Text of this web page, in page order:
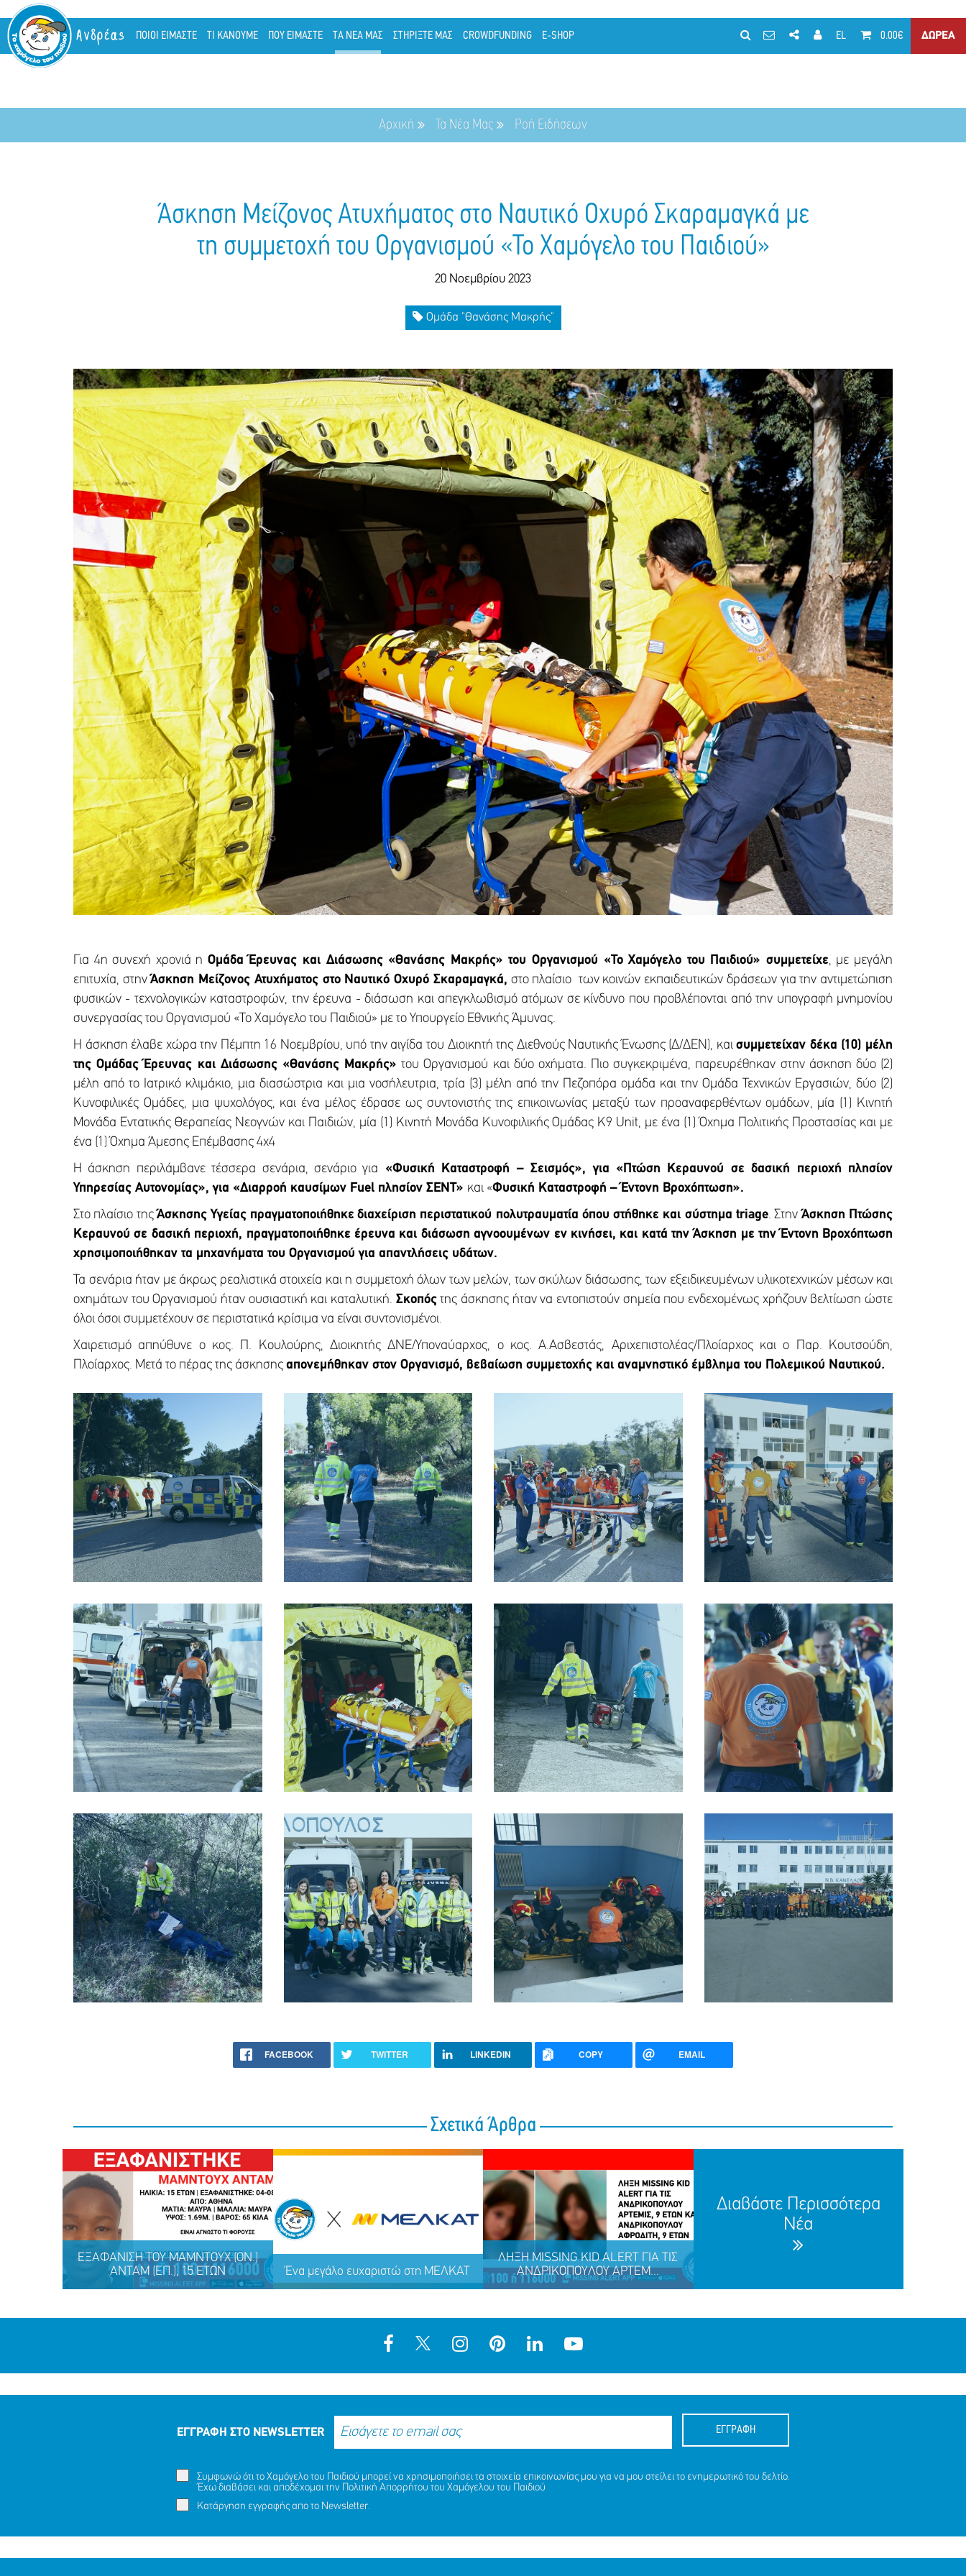
Ανδρέας ΠΟΙΟΙ ΕΙΜΑΣΤΕ ΤΙ ΚΑΝΟΥΜΕ ΠΟΥ ΕΙΜΑΣΤΕ ΤΑ ΝΕΑ ΜΑΣ ΣΤΗΡΙΞΤΕ ΜΑΣ CROWDFUNDING E-SHOP EL 0.00€ ΔΩΡΕΑ
Αρχική Τα Νέα Μας Ροή Ειδήσεων
Άσκηση Μείζονος Ατυχήματος στο Ναυτικό Οχυρό Σκαραμαγκά με
τη συμμετοχή του Οργανισμού «Το Χαμόγελο του Παιδιού»
20 Νοεμβρίου 2023
Ομάδα "Θανάσης Μακρής"
Για 4η συνεχή χρονιά η Ομάδα Έρευνας και Διάσωσης «Θανάσης Μακρής» του Οργανισμού «Το Χαμόγελο του Παιδιού» συμμετείχε, με μεγάλη
επιτυχία, στηνΆσκηση Μείζονος Ατυχήματος στο Ναυτικό Οχυρό Σκαραμαγκά, στο πλαίσιο των κοινών εκπαιδευτικών δράσεων για την αντιμετώπιση
φυσικών - τεχνολογικών καταστροφών, την έρευνα - διάσωση και απεγκλωβισμό ατόμων σε κίνδυνο που προβλέπονται από την υπογραφή μνημονίου
συνεργασίας του Οργανισμού «Το Χαμόγελο του Παιδιού» με το Υπουργείο Εθνικής Άμυνας.
Η άσκηση έλαβε χώρα την Πέμπτη 16 Νοεμβρίου, υπό την αιγίδα του Διοικητή της Διεθνούς Ναυτικής Ένωσης (Δ/ΔΕΝ), καισυμμετείχαν δέκα (10) μέλη
της Ομάδας Έρευνας και Διάσωσης «Θανάσης Μακρής» του Οργανισμού και δύο οχήματα. Πιο συγκεκριμένα, παρευρέθηκαν στην άσκηση δύο (2)
μέλη από το Ιατρικό κλιμάκιο, μια διασώστρια και μια νοσήλευτρια, τρία (3) μέλη από την Πεζοπόρα ομάδα και την Ομάδα Τεχνικών Εργασιών, δύο (2)
Κυνοφιλικές Ομάδες, μια ψυχολόγος, και ένα μέλος έδρασε ως συντονιστής της επικοινωνίας μεταξύ των προαναφερθέντων ομάδων, μία (1) Κινητή
Μονάδα Εντατικής Θεραπείας Νεογνών και Παιδιών, μία (1) Κινητή Μονάδα Κυνοφιλικής Ομάδας Κ9 Unit, με ένα (1) Όχημα Πολιτικής Προστασίας και με
ένα (1) Όχημα Άμεσης Επέμβασης 4x4
Η άσκηση περιλάμβανε τέσσερα σενάρια, σενάριο για «Φυσική Καταστροφή – Σεισμός», για «Πτώση Κεραυνού σε δασική περιοχή πλησίον
Υπηρεσίας Αυτονομίας», για «Διαρροή καυσίμων Fuel πλησίον ΣΕΝΤ» και «Φυσική Καταστροφή – Έντονη Βροχόπτωση».
Στο πλαίσιο τηςΆσκησης Υγείας πραγματοποιήθηκε διαχείριση περιστατικού πολυτραυματία όπου στήθηκε και σύστημα triage. ΣτηνΆσκηση Πτώσης
Κεραυνού σε δασική περιοχή, πραγματοποιήθηκε έρευνα και διάσωση αγνοουμένων εν κινήσει, και κατά την Άσκηση με την Έντονη Βροχόπτωση
χρησιμοποιήθηκαν τα μηχανήματα του Οργανισμού για απαντλήσεις υδάτων.
Τα σενάρια ήταν με άκρως ρεαλιστικά στοιχεία και η συμμετοχή όλων των μελών, των σκύλων διάσωσης, των εξειδικευμένων υλικοτεχνικών μέσων και
οχημάτων του Οργανισμού ήταν ουσιαστική και καταλυτική. Σκοπόςτης άσκησης ήταν να εντοπιστούν σημεία που ενδεχομένως χρήζουν βελτίωση ώστε
όλοι όσοι συμμετέχουν σε περιστατικά κρίσιμα να είναι συντονισμένοι.
Χαιρετισμό απηύθυνε ο κος. Π. Κουλούρης, Διοικητής ΔΝΕ/Υποναύαρχος, ο κος. Α.Ασβεστάς, Αριχεπιστολέας/Πλοίαρχος και ο Παρ. Κουτσούδη,
Πλοίαρχος. Μετά το πέρας της άσκησης απονεμήθηκαν στον Οργανισμό, βεβαίωση συμμετοχής και αναμνηστικό έμβλημα του Πολεμικού Ναυτικού.
FACEBOOK TWITTER LINKEDIN COPY EMAIL
Σχετικά Άρθρα
ΕΞΑΦΑΝΙΣΗ TOY ΜΑΜΝΤΟΥΧ (ΟΝ.)
ΑΝΤΑΜ (ΕΠ.), 15 ΕΤΩΝ
ΕΞΑΦΑΝΙΣΗ TOY ΜΑΜΝΤΟΥΧ (ΟΝ.)
ΑΝΤΑΜ (ΕΠ.), 15 ΕΤΩΝ
Ένα μεγάλο ευχαριστώ στη ΜΕΛΚΑΤ
Ένα μεγάλο ευχαριστώ στη ΜΕΛΚΑΤ
ΜΟΙΡΑΣΟΥ
ΔΡΑΣΕ
ΛΗΞΗ MISSING KID ALERT ΓΙΑ ΤΙΣ
ΑΝΔΡΙΚΟΠΟΥΛΟΥ ΑΡΤΕΜ...
ΛΗΞΗ MISSING KID ALERT ΓΙΑ ΤΙΣ
ΑΝΔΡΙΚΟΠΟΥΛΟΥ ΑΡΤΕΜΙΣ, 9 ΕΤΩΝ
ΜΟΙΡΑΣΟΥ
ΔΡΑΣΕ
Διαβάστε Περισσότερα
Νέα
ΕΓΓΡΑΦΗ ΣΤΟ NEWSLETTER ΕΓΓΡΑΦΗ
Συμφωνώ ότι το Χαμόγελο του Παιδιού μπορεί να χρησιμοποιήσει τα στοιχεία επικοινωνίας μου για να μου στείλει το ενημερωτικό του δελτίο.
Έχω διαβάσει και αποδέχομαι την Πολιτική Απορρήτου του Χαμόγελου του Παιδιού
Κατάργηση εγγραφής απο το Newsletter.